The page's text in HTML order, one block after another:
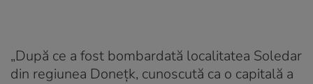
„După ce a fost bombardată localitatea Soledar
din regiunea Donețk, cunoscută ca o capitală a